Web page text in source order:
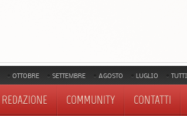
OTTOBRE SETTEMBRE AGOSTO LUGLIO
REDAZIONE COMMUNITY CONTATTI